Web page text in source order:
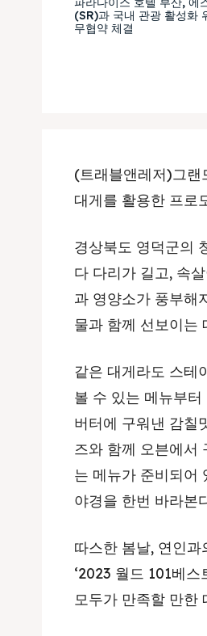
(SR)과 국내 관광 활성화
무협약 체결
(트래블앤레저)그랜
대게를 활용한 프로
경상북도 영덕군의
다 다리가 길고, 속
과 영양소가 풍부해
물과 함께 선보이는
같은 대게라도 스테
볼 수 있는 메뉴부
버터에 구워낸 감칠
즈와 함께 오븐에서
는 메뉴가 준비되어
야경을 한번 바라본
따스한 봄날, 연인
‘2023 월드 101베
모두가 만족할 만한